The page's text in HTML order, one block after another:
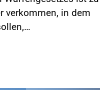
verkommen, in dem